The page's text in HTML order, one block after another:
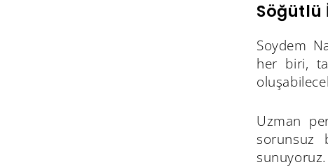
Söğütlü
Soydem
her biri,
Uzman
sorunsuz
sunuyoruz.